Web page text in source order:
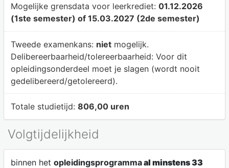
Mogelijke grensdata voor leerkrediet: 01.12.2026
(1ste semester) of 15.03.2027 (2de semester)
Tweede examenkans: nietmogelijk.
Delibereerbaarheid/tolereerbaarheid: Voor dit
opleidingsonderdeel moet je slagen (wordt nooit
gedelibereerd/getolereerd).
Totale studietijd: 806,00 uren
Volgtijdelijkheid
binnen het opleidingsprogrammaal minstens 33